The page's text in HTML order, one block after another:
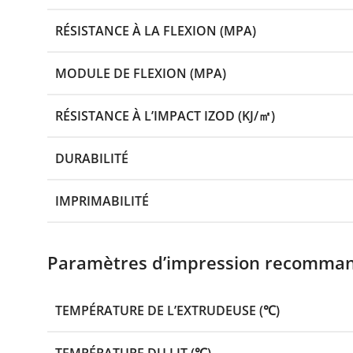
RÉSISTANCE À LA FLEXION (MPA)
MODULE DE FLEXION (MPA)
RÉSISTANCE À L’IMPACT IZOD (KJ/㎡)
DURABILITÉ
IMPRIMABILITÉ
Paramètres d’impression
TEMPÉRATURE DE L’EXTRUDEUSE (℃)